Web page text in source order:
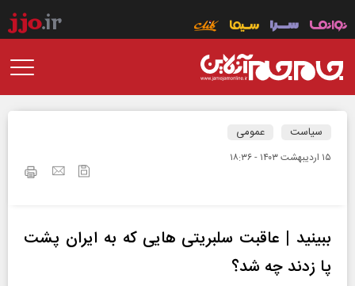
سیاست عمومی
۱۵ ارديبهشت ۱۴۰۳ - ۱۸:۳۶
ببینید | عاقبت سلبریتی هایی که به ایران پشت
پا زدند چه شد؟